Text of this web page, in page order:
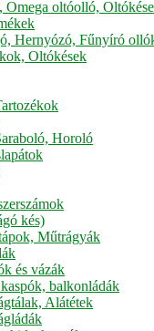
Omega oltóolló,
Hernyózó, Fűnyíró
Oltókések
Horoló
kés)
Műtrágyák
és vázák
balkonládák
Alátétek